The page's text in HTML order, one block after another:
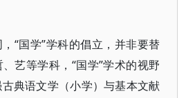
“国学”学科的倡立，并非要替
艺等学科，“国学”学术的视野
典语文学（小学）与基本文献